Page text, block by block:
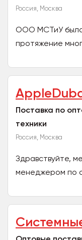
Россия, Москва
ООО МСТиУ была
протяжение
протяжение
Поставка по
техники
Россия, Москва
Здравствуйте,
менеджером по
Вся актуальная...